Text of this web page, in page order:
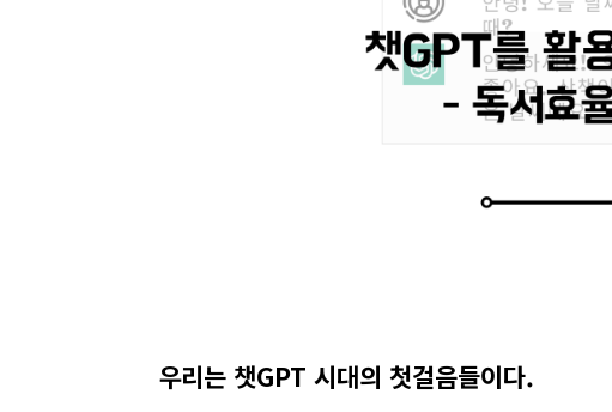
우리는 챗GPT 시대의 첫걸음들이다.